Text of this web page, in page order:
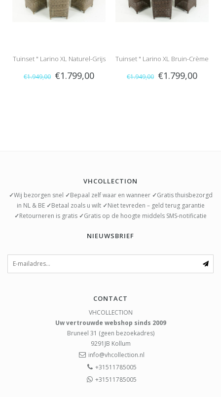
Tuinset " Larino XL Naturel-Grijs
"
€1.949,00 €1.799,00
Tuinset " Larino XL Bruin-Crème
"
€1.949,00 €1.799,00
VHCOLLECTION
✓Wij bezorgen snel ✓Bepaal zelf waar en wanneer ✓Gratis thuisbezorgd
in NL & BE ✓Betaal zoals u wilt ✓Niet tevreden – geld terug garantie
✓Retourneren is gratis ✓Gratis op de hoogte middels SMS-notificatie
NIEUWSBRIEF
CONTACT
VHCOLLECTION
Uw vertrouwde webshop sinds 2009
Bruneel 31 (geen bezoekadres)
9291JB Kollum
info@vhcollection.nl
+31511785005
+31511785005